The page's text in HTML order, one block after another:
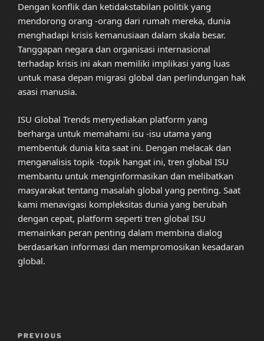
Dengan konflik dan ketidakstabilan politik yang
mendorong orang -orang dari rumah mereka, dunia
menghadapi krisis kemanusiaan dalam skala besar.
Tanggapan negara dan organisasi internasional
terhadap krisis ini akan memiliki implikasi yang luas
untuk masa depan migrasi global dan perlindungan hak
asasi manusia.
ISU Global Trends menyediakan platform yang
berharga untuk memahami isu -isu utama yang
membentuk dunia kita saat ini. Dengan melacak dan
menganalisis topik -topik hangat ini, tren global ISU
membantu untuk menginformasikan dan melibatkan
masyarakat tentang masalah global yang penting. Saat
kami menavigasi kompleksitas dunia yang berubah
dengan cepat, platform seperti tren global ISU
memainkan peran penting dalam membina dialog
berdasarkan informasi dan mempromosikan kesadaran
global.
Previous
PREVIOUS